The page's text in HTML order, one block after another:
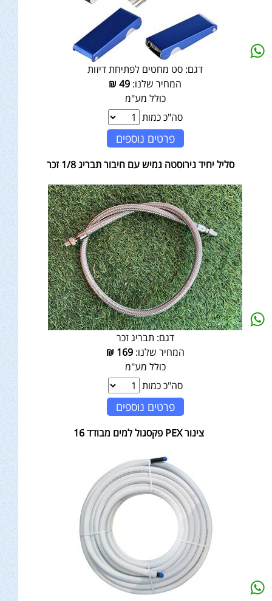
דגם: סט מחטים לפתיחת דיזות
המחיר שלנו: 49
₪
כולל מע"מ
סה"כ כמות
פרטים נוספים
סליל יחיד נירוסטה גמיש עם חיבור תבריג 1/8 זכר
דגם: תבריג זכר
המחיר שלנו:169
₪
כולל מע"מ
סה"כ כמות
פרטים נוספים
צינור PEX פקסגול למים מבודד 16